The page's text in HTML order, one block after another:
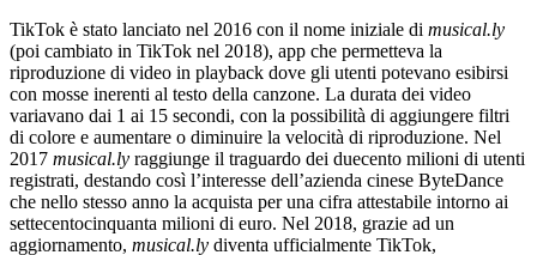
TikTok è stato lanciato nel 2016 con il nome iniziale di musical.ly
(poi cambiato in TikTok nel 2018), app che permetteva la
riproduzione di video in playback dove gli utenti potevano esibirsi
con mosse inerenti al testo della canzone. La durata dei video
variavano dai 1 ai 15 secondi, con la possibilità di aggiungere filtri
di colore e aumentare o diminuire la velocità di riproduzione. Nel
2017 musical.ly raggiunge il traguardo dei duecento milioni di utenti
registrati, destando così l’interesse dell’azienda cinese ByteDance
che nello stesso anno la acquista per una cifra attestabile intorno ai
settecentocinquanta milioni di euro. Nel 2018, grazie ad un
aggiornamento, musical.ly diventa ufficialmente TikTok,